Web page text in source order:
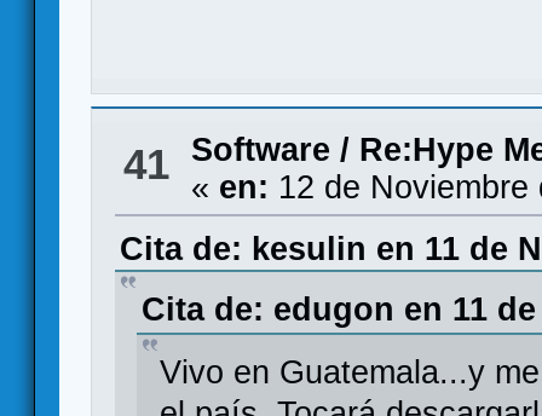
41 Software / Re:Hype
« en: 12 de
Cita de: kesulin en 11 de
Cita de: edugon en 11
Vivo en Guatemala...y